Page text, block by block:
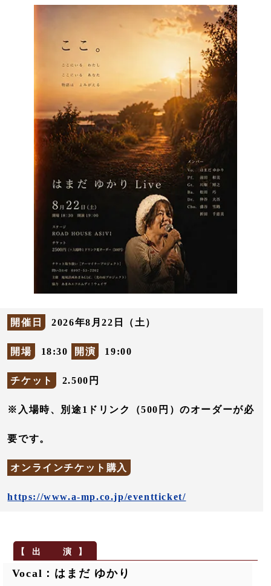
開催日 2026年8月22日（土）
開場 18:30 開演 19:00
チケット 2.500円
※入場時、別途1ドリンク（500円）のオーダーが必
要です。
オンラインチケット購入
https://www.a-mp.co.jp/eventticket/
Vocal：はまだ ゆかり